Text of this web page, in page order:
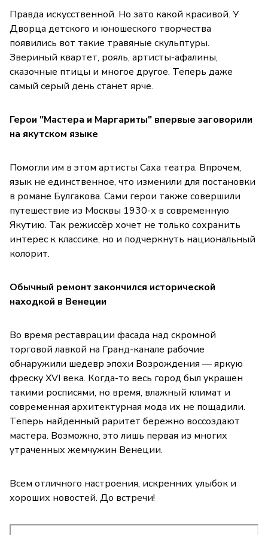
Правда искусственной. Но зато какой красивой. У
Дворца детского и юношеского творчества
появились вот такие травяные скульптуры.
Звериный квартет, рояль, артисты-афалины,
сказочные птицы и многое другое. Теперь даже
самый серый день станет ярче.
Герои "Мастера и Маргариты" впервые заговорили
на якутском языке
Помогли им в этом артисты Саха театра. Впрочем,
язык не единственное, что изменили для постановки
в романе Булгакова. Сами герои также совершили
путешествие из Москвы 1930-х в современную
Якутию. Так режиссёр хочет не только сохранить
интерес к классике, но и подчеркнуть национальный
колорит.
Обычный ремонт закончился исторической
находкой в Венеции
Во время реставрации фасада над скромной
торговой лавкой на Гранд-канале рабочие
обнаружили шедевр эпохи Возрождения — яркую
фреску XVI века. Когда-то весь город был украшен
такими росписями, но время, влажный климат и
современная архитектурная мода их не пощадили.
Теперь найденный раритет бережно воссоздают
мастера. Возможно, это лишь первая из многих
утраченных жемчужин Венеции.
Всем отличного настроения, искренних улыбок и
хороших новостей. До встречи!